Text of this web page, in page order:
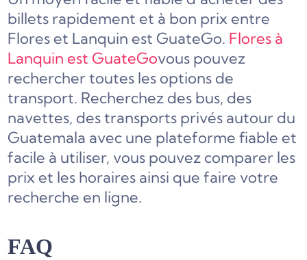
billets rapidement et à bon prix entre
Flores et Lanquin est GuateGo. Flores à
Lanquin est GuateGovous pouvez
rechercher toutes les options de
transport. Recherchez des bus, des
navettes, des transports privés autour du
Guatemala avec une plateforme fiable et
facile à utiliser, vous pouvez comparer les
prix et les horaires ainsi que faire votre
recherche en ligne.
FAQ